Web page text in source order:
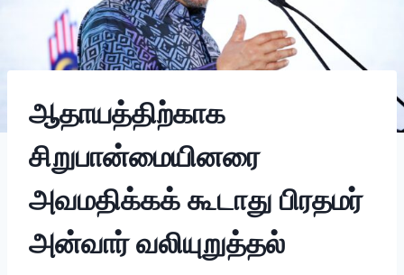
ஆதாயத்திற்காக
சிறுபான்மையினரை
அவமதிக்கக் கூடாது பிரதமர்
அன்வார் வலியுறுத்தல்